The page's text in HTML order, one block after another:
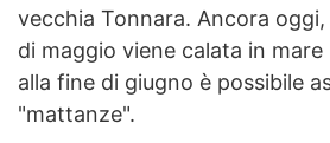
vecchia Tonnara. Ancora
di maggio viene calata in
alla fine di giugno è possibile
"mattanze".